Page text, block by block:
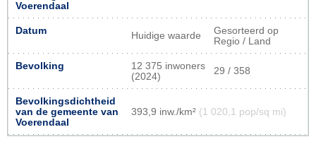
Voerendaal
Datum Huidige waarde
Gesorteerd op
Regio / Land
Bevolking
12 375 inwoners
(2024)
29 / 358
Bevolkingsdichtheid
van de gemeente van
Voerendaal
393,9 inw./km² (1 020,1 pop/sq mi)